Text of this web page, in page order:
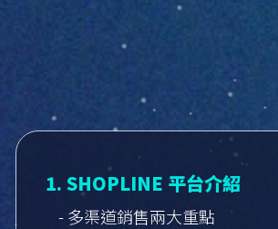
1. SHOPLINE 平台介紹
- 多渠道銷售兩大重點